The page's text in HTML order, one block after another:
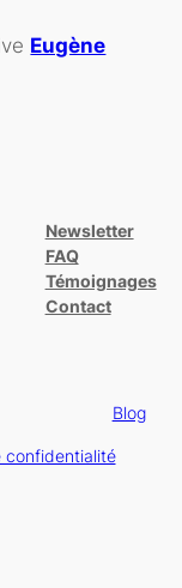
Eugène
Newsletter
FAQ
Témoignages
Contact
Blog
confidentialité